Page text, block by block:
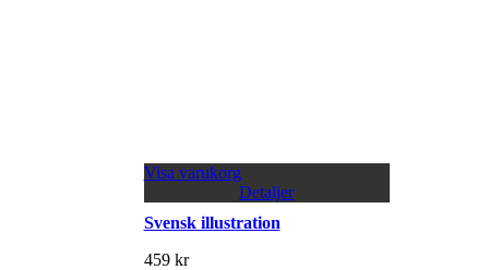
Visa varukorg
Detaljer
Svensk illustration
459 kr